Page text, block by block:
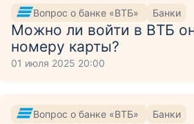
Вопрос о банке «ВТБ» Банки
Можно ли войти в ВТБ
номеру карты?
01 июля 2025 20:00
Вопрос о банке «ВТБ» Банки